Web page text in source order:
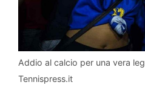
Addio al calcio per una vera
Tennispress.it